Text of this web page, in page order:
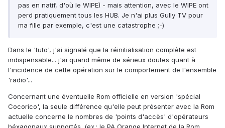
pas en natif, d'où le WIPE) - mais attention, avec le WIPE ont
perd pratiquement tous les HUB. Je n'ai plus Gully TV pour
ma fille par exemple, c'est une catastrophe ;-)
Dans le 'tuto', j'ai signalé que la réinitialisation complète est
indispensable... j'ai quand même de sérieux doutes quant à
l'incidence de cette opération sur le comportement de l'ensemble
'radio'...
Concernant une éventuelle Rom officielle en version 'spécial
Cocorico', la seule différence qu'elle peut présenter avec la Rom
actuelle concerne le nombres de 'points d'accès' d'opérateurs